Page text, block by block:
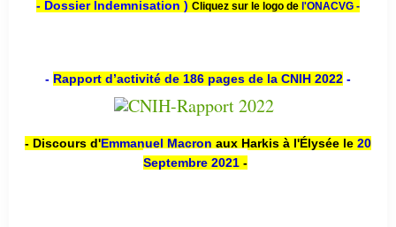
- Dossier Indemnisation ) Cliquez sur le logo de l'ONACVG -
- Rapport d’activité de 186 pages de la CNIH 2022 -
- Discours d'Emmanuel Macron aux Harkis à l'Élysée le 20
Septembre 2021 -